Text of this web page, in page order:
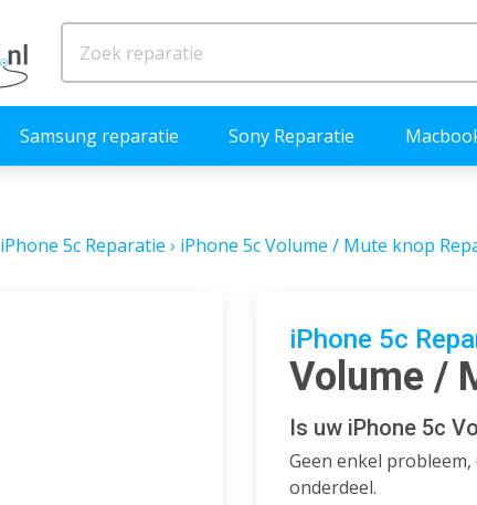
Samsung reparatie Sony Reparatie
iPhone 5c Reparatie › iPhone 5c Volume / Mute knop
iPhone 5c
Volume /
Is uw iPhone 5c
Geen enkel
onderdeel.